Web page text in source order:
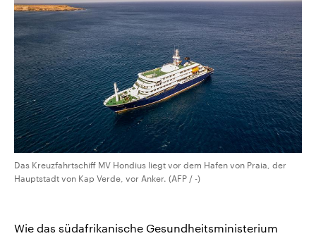
Wahlprogramme, aktuelle Berichte
und Hintergründe zu den Parteien
und Kandidaten der anstehenden
Wahl.
Sendungen Programm Podcasts
Audio-Archiv
Das Kreuzfahrtschiff MV Hondius liegt vor dem Hafen von Praia, der
Hauptstadt von Kap Verde, vor Anker. (AFP / -)
Wie das südafrikanische Gesundheitsministerium